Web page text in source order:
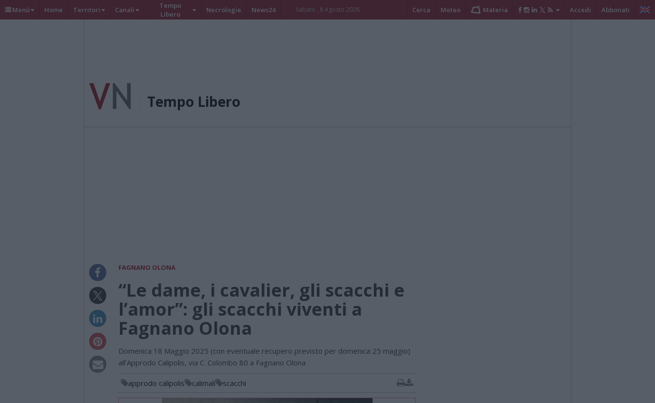
Menù Home Territori Canali
Tempo
Libero
Necrologie News24 Sabato , 8 Agosto 2026 Cerca Meteo Materia Accedi Abbonati
Tempo Libero
FAGNANO OLONA
“Le dame, i cavalier, gli scacchi e
l’amor”: gli scacchi viventi a
Fagnano Olona
Domenica 18 Maggio 2025 (con eventuale recupero previsto per domenica 25 maggio)
all’Approdo Calipolis, via C. Colombo 80 a Fagnano Olona
approdo calipolis calimali scacchi